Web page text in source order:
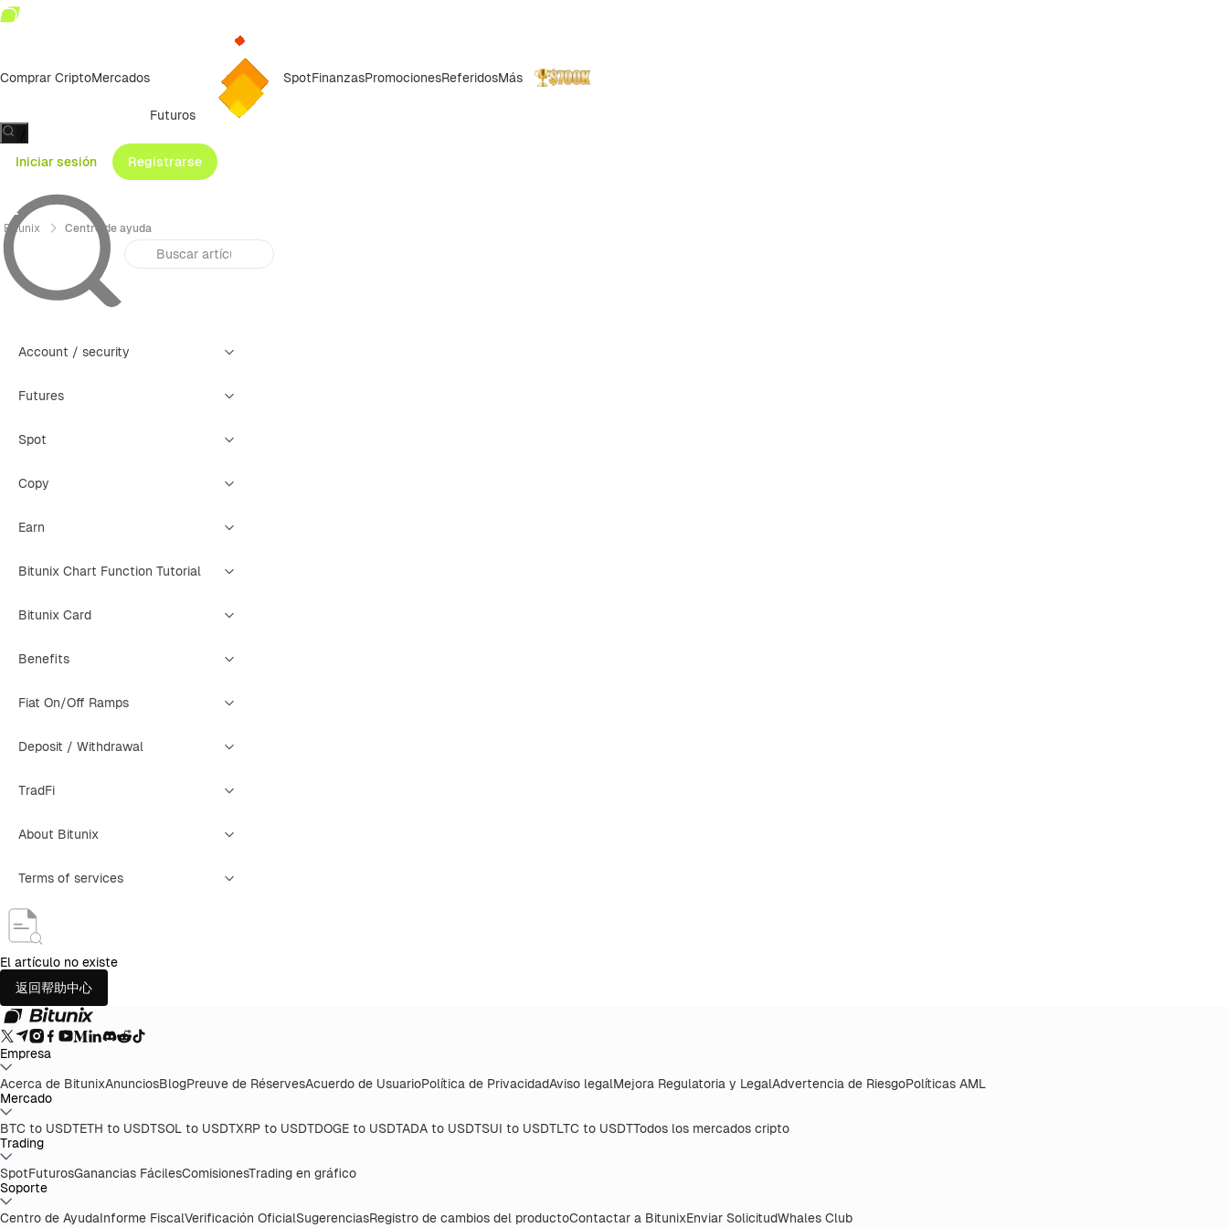
Comprar CriptoMercados
Futuros
SpotFinanzasPromocionesReferidosMás
Iniciar sesión
Registrarse
Bitunix Centro de ayuda
Account / security
Futures
Spot
Copy
Earn
Bitunix Chart Function Tutorial
Bitunix Card
Benefits
Fiat On/Off Ramps
Deposit / Withdrawal
TradFi
About Bitunix
Terms of services
El artículo no existe
返回帮助中心
Empresa
Acerca de BitunixAnunciosBlogPreuve de RéservesAcuerdo de UsuarioPolítica de PrivacidadAviso legalMejora Regulatoria y LegalAdvertencia de RiesgoPolíticas AML
Mercado
BTC to USDTETH to USDTSOL to USDTXRP to USDTDOGE to USDTADA to USDTSUI to USDTLTC to USDTTodos los mercados cripto
Trading
SpotFuturosGanancias FácilesComisionesTrading en gráfico
Soporte
Centro de AyudaInforme FiscalVerificación OficialSugerenciasRegistro de cambios del productoContactar a BitunixEnviar SolicitudWhales Club